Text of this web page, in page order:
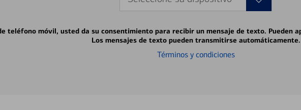
teléfono móvil, usted da su consentimiento para recibir un mensaje de texto. Pueden
Los mensajes de texto pueden transmitirse automáticamente.
Términos y condiciones